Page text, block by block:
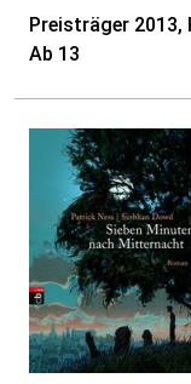
Preisträger 2013,
Ab 13